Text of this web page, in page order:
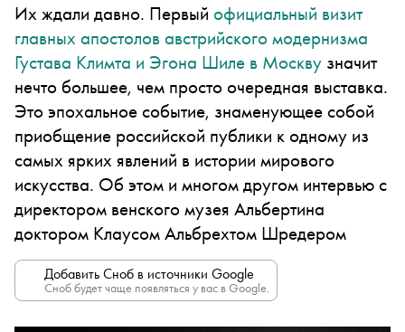
Их ждали давно. Первый официальный визит
главных апостолов австрийского модернизма
Густава Климта и Эгона Шиле в Москву значит
нечто большее, чем просто очередная выставка.
Это эпохальное событие, знаменующее собой
приобщение российской публики к одному из
самых ярких явлений в истории мирового
искусства. Об этом и многом другом интервью с
директором венского музея Альбертина
доктором Клаусом Альбрехтом Шредером
Добавить Сноб в источники Google
Сноб будет чаще появляться у вас в Google.